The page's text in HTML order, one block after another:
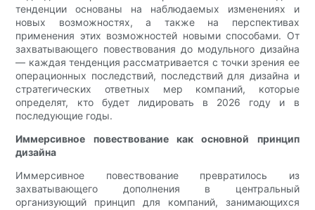
тенденции основаны на наблюдаемых изменениях и
новых возможностях, а также на перспективах
применения этих возможностей новыми способами. От
захватывающего повествования до модульного дизайна
— каждая тенденция рассматривается с точки зрения ее
операционных последствий, последствий для дизайна и
стратегических ответных мер компаний, которые
определят, кто будет лидировать в 2026 году и в
последующие годы.
Иммерсивное повествование как основной принцип
дизайна
Иммерсивное повествование превратилось из
захватывающего дополнения в центральный
организующий принцип для компаний, занимающихся